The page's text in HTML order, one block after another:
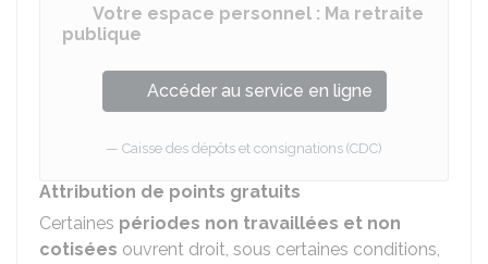
Votre espace personnel : Ma retraite
publique
Accéder au service en ligne
Caisse des dépôts et consignations (CDC)
Attribution de points gratuits
Certaines périodes non travaillées et non
cotisées ouvrent droit, sous certaines conditions,